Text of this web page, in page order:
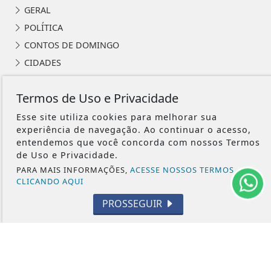
GERAL
POLÍTICA
CONTOS DE DOMINGO
CIDADES
INTERNACIONAL
OPINIÃO
ECONOMIA
CULTURA
EVENTOS
RELIGIÃO
Termos de Uso e Privacidade
Esse site utiliza cookies para melhorar sua
experiência de navegação. Ao continuar o acesso,
entendemos que você concorda com nossos Termos
de Uso e Privacidade.
PARA MAIS INFORMAÇÕES, ACESSE NOSSOS TERMOS
CLICANDO AQUI
PROSSEGUIR